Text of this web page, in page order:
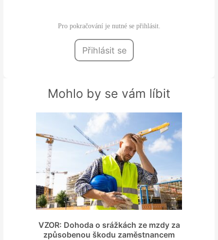
Pro pokračování je nutné se přihlásit.
Přihlásit se
Mohlo by se vám líbit
VZOR: Dohoda o srážkách ze mzdy za
způsobenou škodu zaměstnancem